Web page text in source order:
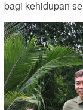
bagi kehidupan